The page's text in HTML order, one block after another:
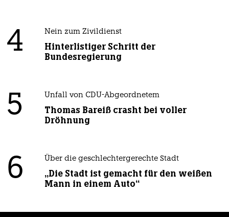
4 Nein zum Zivildienst
Hinterlistiger Schritt der
Bundesregierung
5 Unfall von CDU-Abgeordnetem
Thomas Bareiß crasht bei voller
Dröhnung
6 Über die geschlechtergerechte Stadt
„Die Stadt ist gemacht für den weißen
Mann in einem Auto“